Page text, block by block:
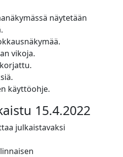
näytetään
vikoja.
käyttöohje.
15.4.2022
julkaistavaksi